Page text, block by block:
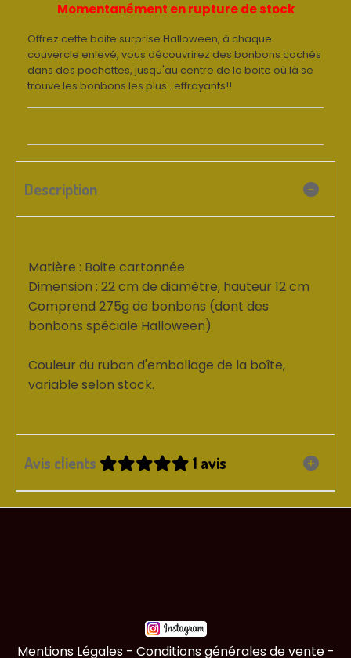
Momentanément en rupture de stock
Offrez cette boite surprise Halloween, à chaque
couvercle enlevé, vous découvrirez des bonbons cachés
dans des pochettes, jusqu'au centre de la boite où là se
trouve les bonbons les plus...effrayants!!
Description
Matière : Boite cartonnée
Dimension : 22 cm de diamètre, hauteur 12 cm
Comprend 275g de bonbons (dont des
bonbons spéciale Halloween)
Couleur du ruban d'emballage de la boîte,
variable selon stock.
Avis clients 1 avis
Mentions Légales Conditions générales de vente